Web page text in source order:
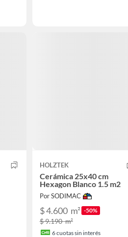
HOLZTEK
Cerámica 25x40 cm
Hexagon Blanco 1.5 m2
Por SODIMAC
$ 4.600 m² -50%
$ 9.190m²
6cuotas sin interés